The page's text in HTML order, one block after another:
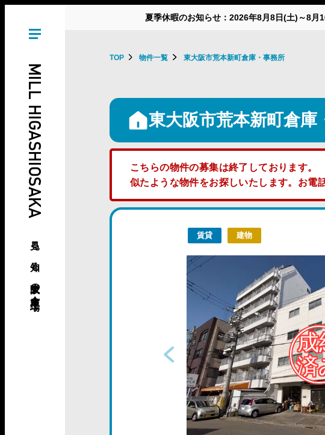
夏季休暇のお知らせ：2026年8月8日(土)～8月
MILL HIGASHIOSAKA
見る、知る、東大阪の倉庫･工場
TOP 物件一覧 東大阪市荒本新町倉庫・事務所
東大阪市荒本新町倉庫
こちらの物件の募集は終了しております。
似たような物件をお探しいたします。お電
賃貸 建物